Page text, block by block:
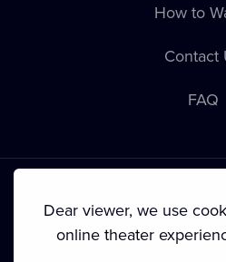
How to
Contact
FAQ
Dear viewer, we use
online theater